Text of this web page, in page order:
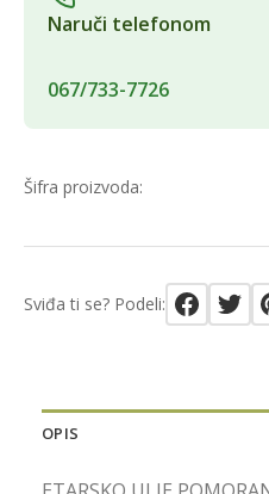
Naruči telefonom
067/733-7726
Šifra proizvoda:
Sviđa ti se? Podeli:
OPIS